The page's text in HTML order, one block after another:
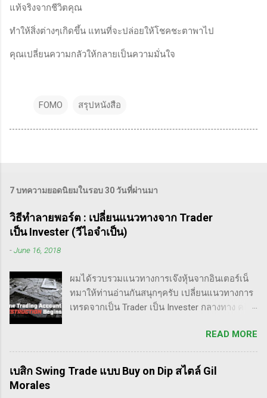
แท้จริงจากชีวิตคุณ
ทำให้สิ่งต่างๆเกิดขึ้น แทนที่จะปล่อยให้โชคชะตาพาไป
คุณเปลี่ยนความกลัวให้กลายเป็นความมั่นใจ
FOMO สรุปหนังสือ
7 บทความยอดนิยมในรอบ 30 วันที่ผ่านมา
วิธีทำลายพอร์ต : เปลี่ยนแนวทางจาก Trader
เป็น Invester (วีไอจำเป็น)
-June 16, 2018
ผมได้รวบรวมแนวทางการเจ๊งหุ้นจากอินเตอร์เน็
ทมาให้ท่านอ่านกันสนุกๆครับ เปลี่ยนแนวทางการ
เทรดจากเป็น Trader เป็น Invester กลางทาง คลิป
เป็น Trader แล้วต่อมาก็เปลี่ยนใจอยากเป็น
Invester ไปซะงั้น เผื่อใครไม่เข้าใจ Trader คือ
ลักษณะการเทรดที่ ไม่ถือยาว ซื้อแล้วขายในระยะ
เวลาหนึ่ง ที่สำคัญความเป็นเทรดเดอร์คือ การ
READ MORE
เบสิก Swing Trade แบบ Buy on Dip สไตล์ Gil
Morales